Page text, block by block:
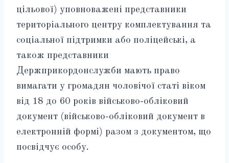
цільової) уповноважені представники
територіального центру комплектування та
соціальної підтримки або поліцейські, а
також представники
Держприкордонслужби мають право
вимагати у громадян чоловічої статі віком
від 18 до 60 років військово-обліковий
документ (військово-обліковий документ в
електронній формі) разом з документом, що
посвідчує особу.